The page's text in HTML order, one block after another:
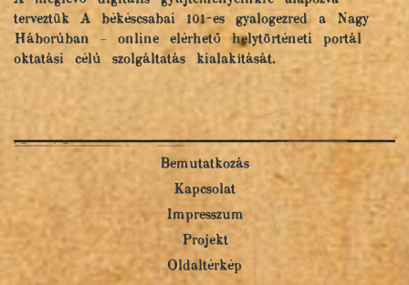
terveztük A békéscsabai 101-es gyalogezred a Nagy
Háborúban – online elérhető helytörténeti portál
oktatási célú szolgáltatás kialakítását.
Bemutatkozás
Kapcsolat
Impresszum
Projekt
Oldaltérkép